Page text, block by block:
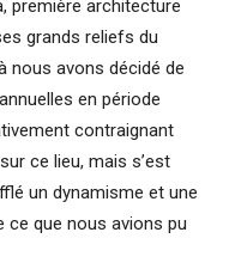
première architecture
grands reliefs du
nous avons décidé de
en période
contraignant
ce lieu, mais s’est
un dynamisme et une
ce que nous avions pu